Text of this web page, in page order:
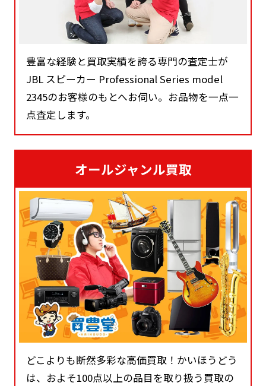
豊富な経験と買取実績を誇る専門の査定士が
JBL スピーカー Professional Series model
2345のお客様のもとへお伺い。お品物を一点一
点査定します。
オールジャンル買取
どこよりも断然多彩な高価買取！かいほうどう
は、およそ100点以上の品目を取り扱う買取の